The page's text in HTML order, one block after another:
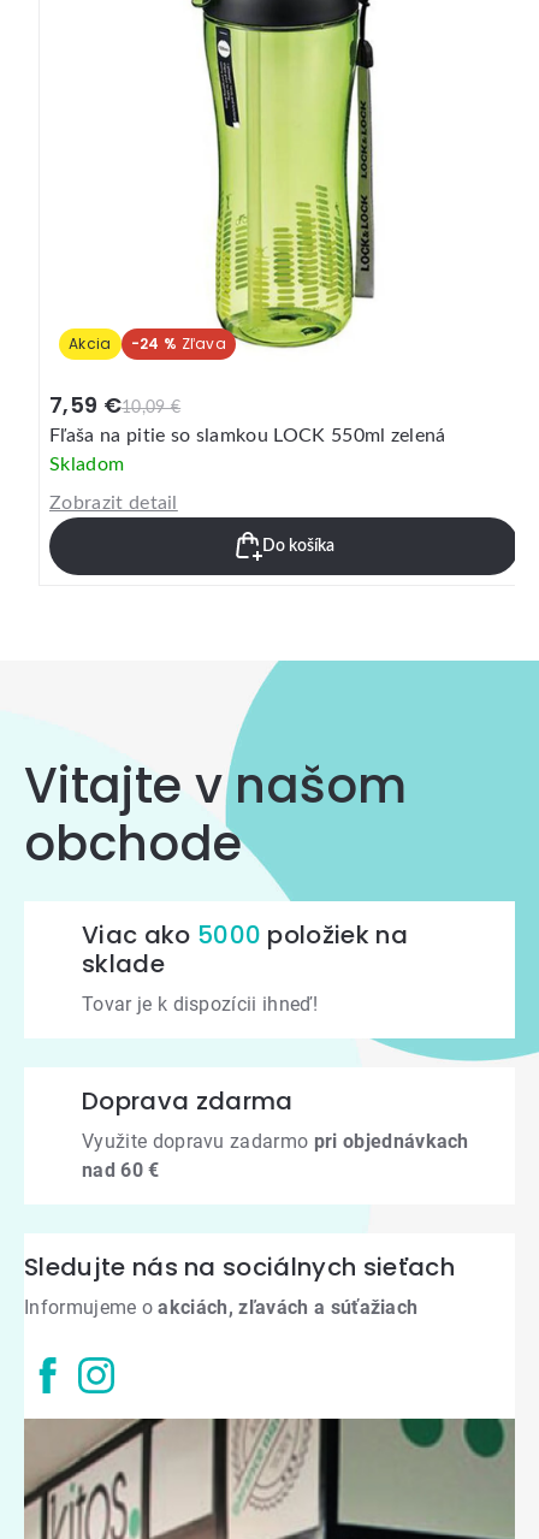
Akcia -28 %
5,89 €
4,19 €
Fľaša na pitie LOCK Loop 530ml ružová
Skladom
Zobrazit detail
Do košíka
Vitajte v našom
obchode
Viac ako 5000 položiek na
sklade
Tovar je k dispozícii ihneď!
Doprava zdarma
Využite dopravu zadarmo pri objednávkach
nad 60 €
Sledujte nás na sociálnych sieťach
Informujeme oakciách, zľavách a súťažiach